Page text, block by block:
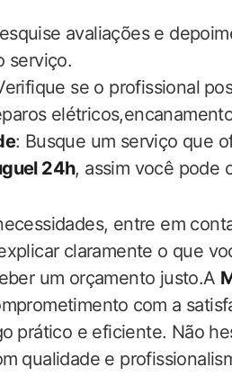
avaliações e
serviço.
se o​ profissional
: Busque um serviço que
24h,‌ assim você pode
entre em
claramente o que
um orçamento justo.A
⁢com a
⁣prático e eficiente. Não
qualidade e